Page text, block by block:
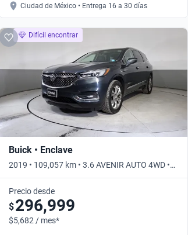
Ciudad de México • Entrega 16 a 30 días
Difícil encontrar
Buick • Enclave
2019 • 109,057 km • 3.6 AVENIR AUTO 4WD •
Automático
Precio desde
$296,999
$5,682 / mes*